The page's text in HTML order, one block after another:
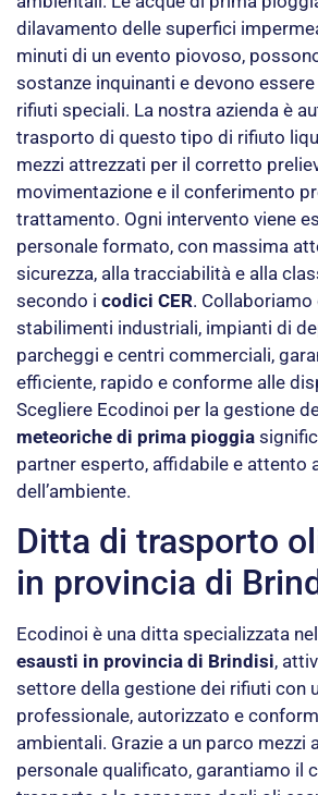
dilavamento delle superfici
minuti di un evento piovoso,
sostanze inquinanti e devono
rifiuti speciali. La nostra azienda è
trasporto di questo tipo di rifiuto
mezzi attrezzati per il corretto
movimentazione e il conferimento
trattamento. Ogni intervento viene
personale formato, con massima
sicurezza, alla tracciabilità e alla
secondo i codici CER. Collaboriamo
stabilimenti industriali, impianti di
parcheggi e centri commerciali,
efficiente, rapido e conforme alle
Scegliere Ecodinoi per la gestione
meteoriche di prima pioggia
partner esperto, affidabile e attento
dell’ambiente.
Ditta di trasporto
in provincia di
Ecodinoi è una ditta specializzata nel
esausti in provincia di Brindisi,
settore della gestione dei rifiuti con
professionale, autorizzato e
ambientali. Grazie a un parco mezzi
personale qualificato, garantiamo il